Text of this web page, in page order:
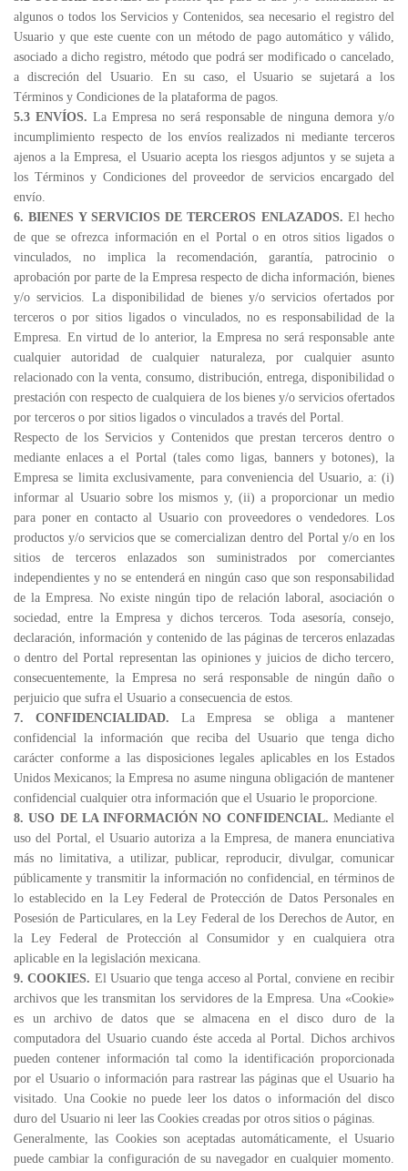
algunos o todos los Servicios y Contenidos, sea necesario el registro del
Usuario y que este cuente con un método de pago automático y válido,
asociado a dicho registro, método que podrá ser modificado o cancelado,
a discreción del Usuario. En su caso, el Usuario se sujetará a los
Términos y Condiciones de la plataforma de pagos.
5.3 ENVÍOS. La Empresa no será responsable de ninguna demora y/o
incumplimiento respecto de los envíos realizados ni mediante terceros
ajenos a la Empresa, el Usuario acepta los riesgos adjuntos y se sujeta a
los Términos y Condiciones del proveedor de servicios encargado del
envío.
6. BIENES Y SERVICIOS DE TERCEROS ENLAZADOS. El hecho
de que se ofrezca información en el Portal o en otros sitios ligados o
vinculados, no implica la recomendación, garantía, patrocinio o
aprobación por parte de la Empresa respecto de dicha información, bienes
y/o servicios. La disponibilidad de bienes y/o servicios ofertados por
terceros o por sitios ligados o vinculados, no es responsabilidad de la
Empresa. En virtud de lo anterior, la Empresa no será responsable ante
cualquier autoridad de cualquier naturaleza, por cualquier asunto
relacionado con la venta, consumo, distribución, entrega, disponibilidad o
prestación con respecto de cualquiera de los bienes y/o servicios ofertados
por terceros o por sitios ligados o vinculados a través del Portal.
Respecto de los Servicios y Contenidos que prestan terceros dentro o
mediante enlaces a el Portal (tales como ligas, banners y botones), la
Empresa se limita exclusivamente, para conveniencia del Usuario, a: (i)
informar al Usuario sobre los mismos y, (ii) a proporcionar un medio
para poner en contacto al Usuario con proveedores o vendedores. Los
productos y/o servicios que se comercializan dentro del Portal y/o en los
sitios de terceros enlazados son suministrados por comerciantes
independientes y no se entenderá en ningún caso que son responsabilidad
de la Empresa. No existe ningún tipo de relación laboral, asociación o
sociedad, entre la Empresa y dichos terceros. Toda asesoría, consejo,
declaración, información y contenido de las páginas de terceros enlazadas
o dentro del Portal representan las opiniones y juicios de dicho tercero,
consecuentemente, la Empresa no será responsable de ningún daño o
perjuicio que sufra el Usuario a consecuencia de estos.
7. CONFIDENCIALIDAD. La Empresa se obliga a mantener
confidencial la información que reciba del Usuario que tenga dicho
carácter conforme a las disposiciones legales aplicables en los Estados
Unidos Mexicanos; la Empresa no asume ninguna obligación de mantener
confidencial cualquier otra información que el Usuario le proporcione.
8. USO DE LA INFORMACIÓN NO CONFIDENCIAL. Mediante el
uso del Portal, el Usuario autoriza a la Empresa, de manera enunciativa
más no limitativa, a utilizar, publicar, reproducir, divulgar, comunicar
públicamente y transmitir la información no confidencial, en términos de
lo establecido en la Ley Federal de Protección de Datos Personales en
Posesión de Particulares, en la Ley Federal de los Derechos de Autor, en
la Ley Federal de Protección al Consumidor y en cualquiera otra
aplicable en la legislación mexicana.
9. COOKIES. El Usuario que tenga acceso al Portal, conviene en recibir
archivos que les transmitan los servidores de la Empresa. Una «Cookie»
es un archivo de datos que se almacena en el disco duro de la
computadora del Usuario cuando éste acceda al Portal. Dichos archivos
pueden contener información tal como la identificación proporcionada
por el Usuario o información para rastrear las páginas que el Usuario ha
visitado. Una Cookie no puede leer los datos o información del disco
duro del Usuario ni leer las Cookies creadas por otros sitios o páginas.
Generalmente, las Cookies son aceptadas automáticamente, el Usuario
puede cambiar la configuración de su navegador en cualquier momento.